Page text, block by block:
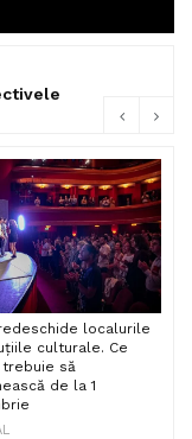
localurile
culturale. Ce
să
de la 1